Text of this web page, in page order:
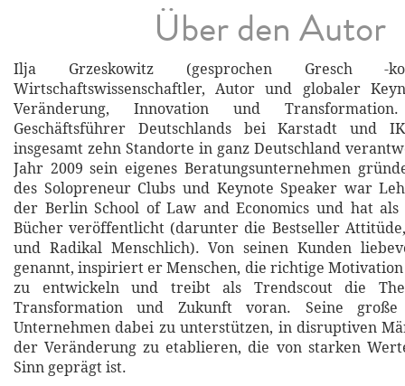
Über den Autor
Ilja Grzeskowitz (gesprochen Gresch
Wirtschaftswissenschaftler, Autor und globaler
Veränderung, Innovation und
Geschäftsführer Deutschlands bei Karstadt und
insgesamt zehn Standorte in ganz Deutschland
Jahr 2009 sein eigenes Beratungsunternehmen
des Solopreneur Clubs und Keynote Speaker war
der Berlin School of Law and Economics und hat
Bücher veröffentlicht (darunter die Bestseller
und Radikal Menschlich). Von seinen Kunden
genannt, inspiriert er Menschen, die richtige
zu entwickeln und treibt als Trendscout die
Transformation und Zukunft voran. Seine
Unternehmen dabei zu unterstützen, in disruptiven
der Veränderung zu etablieren, die von starken
Sinn geprägt ist.